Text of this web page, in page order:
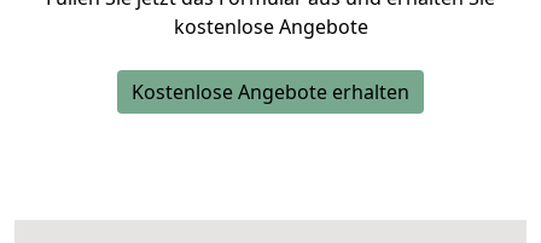
kostenlose Angebote
Kostenlose Angebote erhalten